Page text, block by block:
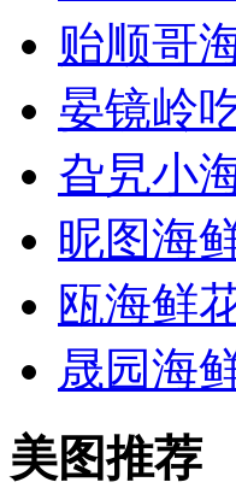
贻顺哥
晏镜岭
旮旯小
昵图海
瓯海鲜
晟园海
美图推荐